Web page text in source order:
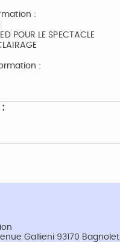
:
POUR LE SPECTACLE
:
Gallieni 93170 Bagnolet